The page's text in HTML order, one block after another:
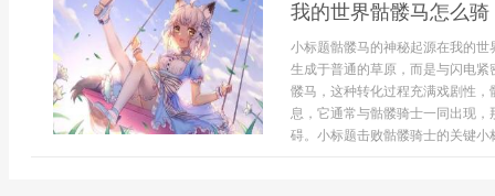
我的世界骷髅马怎么
小标题骷髅马的神秘起源在我的
生成于普通的草原，而是与闪电
髅马，这种转化过程充满戏剧性
息，它通常与骷髅骑士一同出现
碍。小标题击败骷髅骑士的关键小